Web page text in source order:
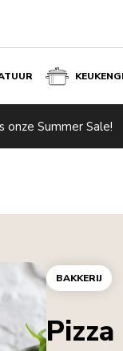
Summer Sale!
BAKKERIJ